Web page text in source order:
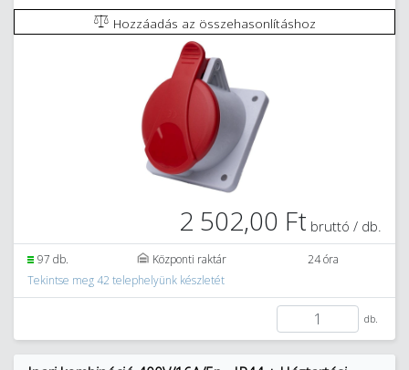
Hozzáadás az összehasonlításhoz
2 502,00 Ft bruttó / db.
97 db. Központi raktár
24 óra
Tekintse meg 42 telephelyünk készletét
db.